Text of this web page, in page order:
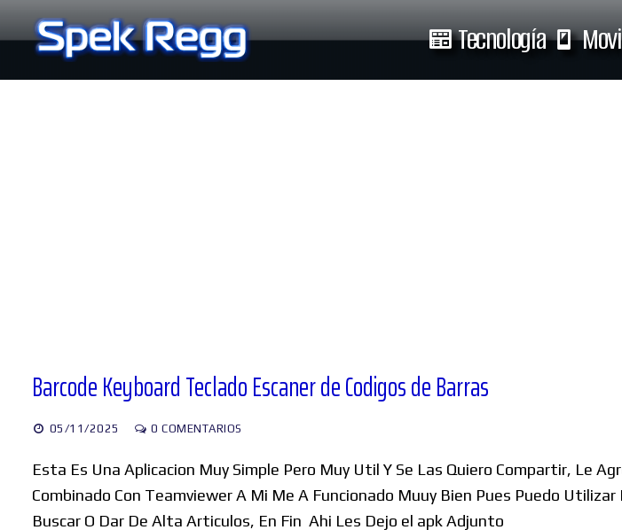
al
contenido
Tecnología
Barcode Keyboard Teclado Escaner de Codigos de Barras
05/11/2025 0 COMENTARIOS
Esta Es Una Aplicacion Muy Simple Pero Muy Util Y Se Las Quiero Compartir, Le
Combinado Con Teamviewer A Mi Me A Funcionado Muuy Bien Pues Puedo
Buscar O Dar De Alta Articulos, En Fin Ahi Les Dejo el apk Adjunto